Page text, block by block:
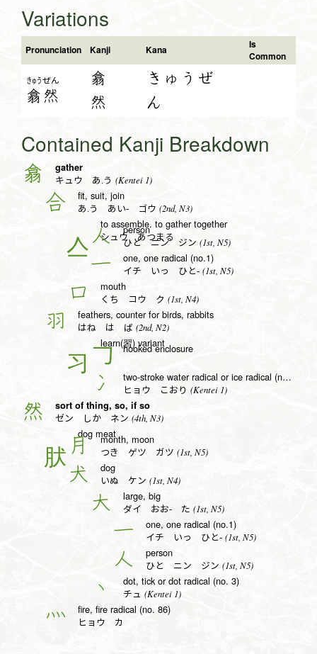
Variations
Pronunciation Kanji Kana
Is
Common
きゅう
翕
ぜん
然
翕
然
きゅうぜ
ん
Contained Kanji Breakdown
翕 gather
キュウ あ.う (Kentei 1)
合 fit, suit, join
あ.う あい- ゴウ (2nd, N3)
to assemble. to gather together
シュウ あつまる
人 person
ひと ニン ジン (1st, N5)
一 one, one radical (no.1)
イチ いっ ひと- (1st, N5)
口 mouth
くち コウ ク (1st, N4)
羽 feathers, counter for birds, rabbits
はね は ば (2nd, N2)
learn(習) variant
𠃌 hooked enclosure
冫 two-stroke water radical or ice radical (no. 15)
ヒョウ こおり (Kentei 1)
然 sort of thing, so, if so
ゼン しか ネン (4th, N3)
dog meat
月 month, moon
つき ゲツ ガツ (1st, N5)
犬 dog
いぬ ケン (1st, N4)
大 large, big
ダイ おお- た (1st, N5)
一 one, one radical (no.1)
イチ いっ ひと- (1st, N5)
人 person
ひと ニン ジン (1st, N5)
丶 dot, tick or dot radical (no. 3)
チュ (Kentei 1)
灬 fire, fire radical (no. 86)
ヒョウ カ